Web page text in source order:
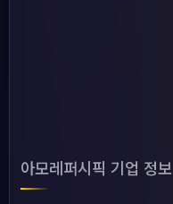
아모레퍼시픽 기업 정보